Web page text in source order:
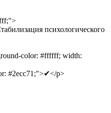
психологического
color: #ffffff; width:
#2ecc71;">✔</p>